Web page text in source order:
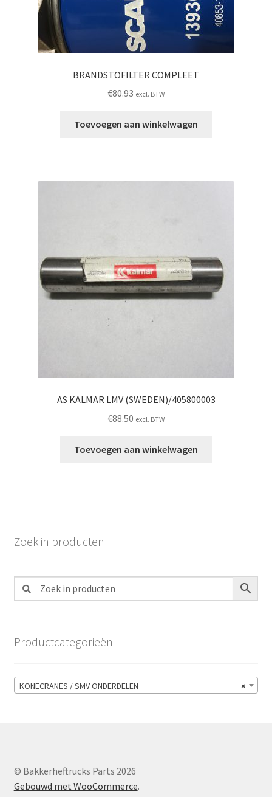
BRANDSTOFILTER COMPLEET
€80.93 excl. BTW
Toevoegen aan winkelwagen
AS KALMAR LMV (SWEDEN)/405800003
€88.50 excl. BTW
Toevoegen aan winkelwagen
Zoek in producten
Productcategorieën
×
KONECRANES / SMV ONDERDELEN
© Bakkerheftrucks Parts 2026
Gebouwd met WooCommerce.